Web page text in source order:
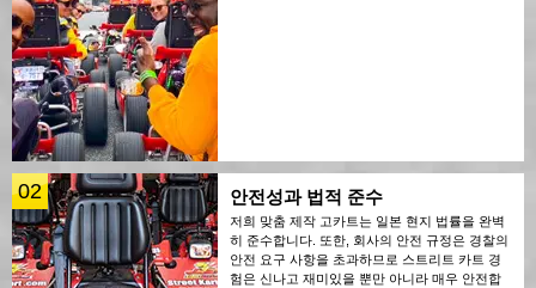
02 안전성과 법적 준수
저희 맞춤 제작 고카트는 일본 현지 법률을 완벽
히 준수합니다. 또한, 회사의 안전 규정은 경찰의
안전 요구 사항을 초과하므로 스트리트 카트 경
험은 신나고 재미있을 뿐만 아니라 매우 안전합